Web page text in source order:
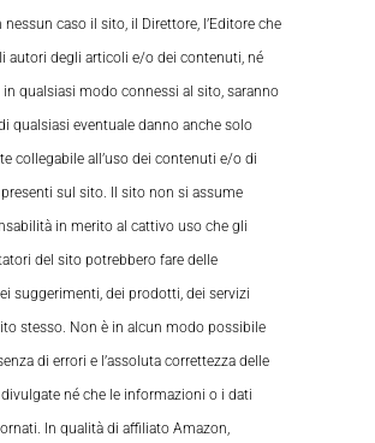
nessun caso il sito, il Direttore, l’Editore che
autori degli articoli e/o dei contenuti, né
qualsiasi modo connessi al sito, saranno
qualsiasi eventuale danno anche solo
collegabile all’uso dei contenuti e/o di
sul sito. Il sito non si assume
in merito al cattivo uso che gli
del sito potrebbero fare delle
suggerimenti, dei prodotti, dei servizi
stesso. Non è in alcun modo possibile
di errori e l’assoluta correttezza delle
né che le informazioni o i dati
In qualità di affiliato Amazon,